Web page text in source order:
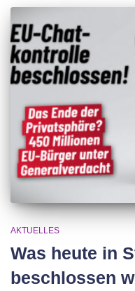
AKTUELLES
Was heute in
beschlossen